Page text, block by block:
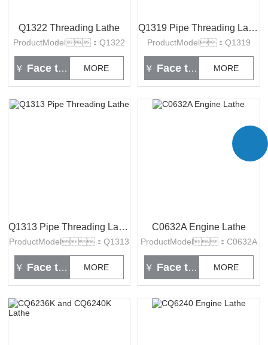
Q1322 Threading Lathe
ProductModel：Q1322
￥ Face to face MORE
Q1319 Pipe Threading Lathe
ProductModel：Q1319
￥ Face to face MORE
Q1313 Pipe Threading Lathe
ProductModel：Q1313
￥ Face to face MORE
C0632A Engine Lathe
ProductModel：C0632A
￥ Face to face MORE